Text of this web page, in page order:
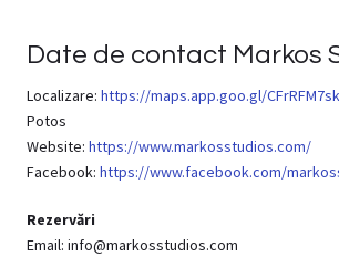
Date de contact Markos
Localizare: https://maps.app.goo.gl/
Potos
Website: https://www.markosstudios.com/
Facebook: https://www.facebook.com/
Rezervări
Email: info@markosstudios.com